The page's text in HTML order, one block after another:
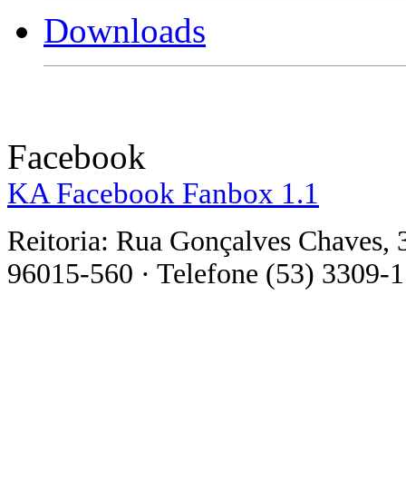
Downloads
Facebook
KA Facebook Fanbox 1.1
Reitoria: Rua Gonçalves
96015-560 · Telefone (53) 3309-